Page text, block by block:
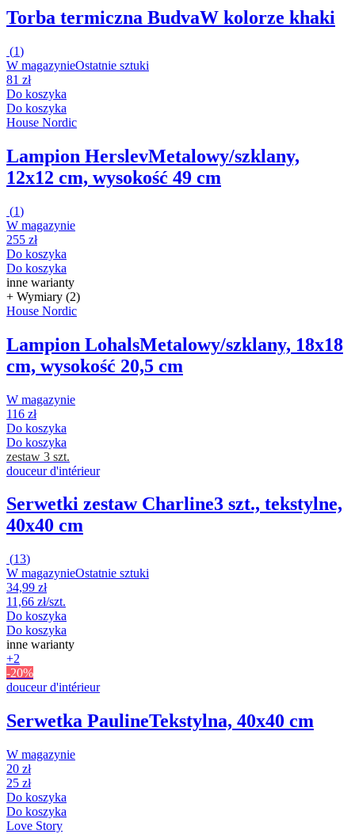
Torba termiczna BudvaW kolorze khaki
(1)
W magazynieOstatnie sztuki
81 zł
Do koszyka
Do koszyka
House Nordic
Lampion HerslevMetalowy/szklany,
12x12 cm, wysokość 49 cm
(1)
W magazynie
255 zł
Do koszyka
Do koszyka
inne warianty
+ Wymiary (2)
House Nordic
Lampion LohalsMetalowy/szklany, 18x18
cm, wysokość 20,5 cm
W magazynie
116 zł
Do koszyka
Do koszyka
zestaw 3 szt.
douceur d'intérieur
Serwetki zestaw Charline3 szt., tekstylne,
40x40 cm
(13)
W magazynieOstatnie sztuki
34,99 zł
11,66 zł/szt.
Do koszyka
Do koszyka
inne warianty
+2
-20%
douceur d'intérieur
Serwetka PaulineTekstylna, 40x40 cm
W magazynie
20 zł
25 zł
Do koszyka
Do koszyka
Love Story